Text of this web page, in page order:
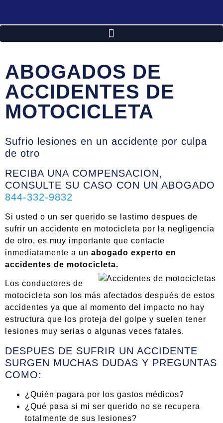
ABOGADOS DE
ACCIDENTES DE
MOTOCICLETA
Sufrio lesiones en un accidente por culpa
de otro
RECIBA UNA COMPENSACION,
CONSULTE SU CASO CON UN ABOGADO
844-332-9832
Si usted o un ser querido se lastimo despues de
sufrir un accidente en motocicleta por la negligencia
de otro, es muy importante que contacte
inmediatamente a un abogado experto en
accidentes de motocicleta.
Los conductores de
motocicleta son los más afectados después de estos
accidentes ya que al momento del impacto no hay
estructura que los proteja del golpe y suelen tener
lesiones muy serias o algunas veces fatales.
DESPUES DE SUFRIR UN ACCIDENTE
SURGEN MUCHAS DUDAS Y PREGUNTAS
COMO:
¿Quién pagara por los gastos médicos?
¿Qué pasa si mi ser querido no se recupera
totalmente de sus lesiones?